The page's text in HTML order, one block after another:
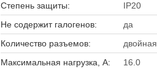
Степень защиты:
IP20
Не содержит галогенов:
да
Количество разъемов:
двойная
Максимальная нагрузка, А:
16.0